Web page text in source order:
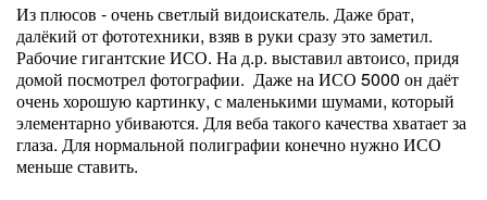
Из плюсов - очень светлый видоискатель. Даже брат,
далёкий от фототехники, взяв в руки сразу это заметил.
Рабочие гигантские ИСО. На д.р. выставил автоисо, придя
домой посмотрел фотографии. Даже на ИСО 5000 он даёт
очень хорошую картинку, с маленькими шумами, который
элементарно убиваются. Для веба такого качества хватает за
глаза. Для нормальной полиграфии конечно нужно ИСО
меньше ставить.